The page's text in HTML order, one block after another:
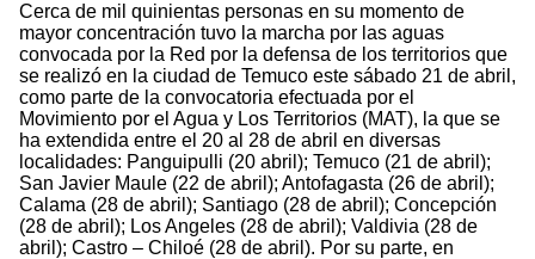
Cerca de mil quinientas personas en su momento de
mayor concentración tuvo la marcha por las aguas
convocada por la Red por la defensa de los territorios que
se realizó en la ciudad de Temuco este sábado 21 de abril,
como parte de la convocatoria efectuada por el
Movimiento por el Agua y Los Territorios (MAT), la que se
ha extendida entre el 20 al 28 de abril en diversas
localidades: Panguipulli (20 abril); Temuco (21 de abril);
San Javier Maule (22 de abril); Antofagasta (26 de abril);
Calama (28 de abril); Santiago (28 de abril); Concepción
(28 de abril); Los Angeles (28 de abril); Valdivia (28 de
abril); Castro – Chiloé (28 de abril). Por su parte, en